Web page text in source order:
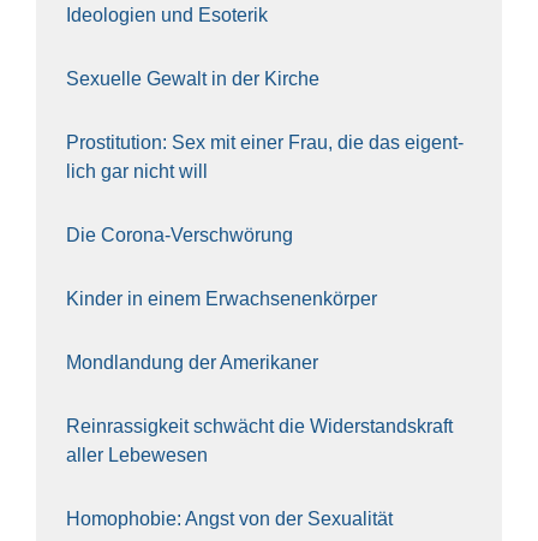
Ideo­lo­gien und Eso­te­rik
Sexu­el­le Gewalt in der Kir­che
Pro­sti­tu­ti­on: Sex mit einer Frau, die das eigent­
lich gar nicht will
Die Coro­na-Ver­schwö­rung
Kin­der in einem Erwach­se­nen­kör­per
Mond­lan­dung der Ame­ri­ka­ner
Rein­ras­sig­keit schwächt die Wider­stands­kraft
aller Lebe­we­sen
Homo­pho­bie: Angst von der Sexua­li­tät